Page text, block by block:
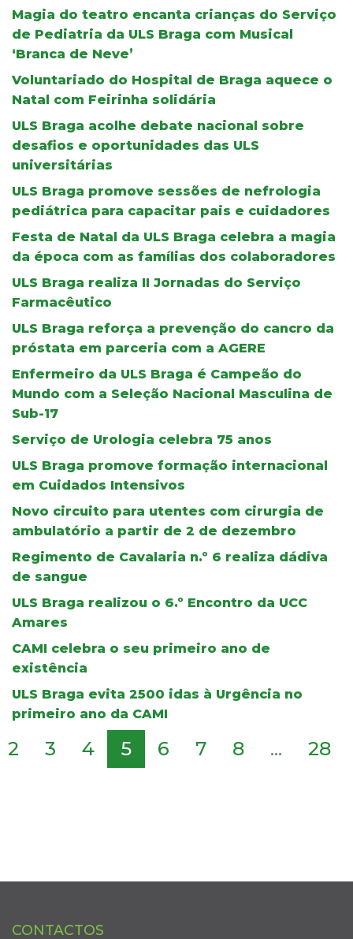
Magia do teatro encanta crianças do Serviço
de Pediatria da ULS Braga com Musical
‘Branca de Neve’
Voluntariado do Hospital de Braga aquece o
Natal com Feirinha solidária
ULS Braga acolhe debate nacional sobre
desafios e oportunidades das ULS
universitárias
ULS Braga promove sessões de nefrologia
pediátrica para capacitar pais e cuidadores
Festa de Natal da ULS Braga celebra a magia
da época com as famílias dos colaboradores
ULS Braga realiza II Jornadas do Serviço
Farmacêutico
ULS Braga reforça a prevenção do cancro da
próstata em parceria com a AGERE
Enfermeiro da ULS Braga é Campeão do
Mundo com a Seleção Nacional Masculina de
Sub-17
Serviço de Urologia celebra 75 anos
ULS Braga promove formação internacional
em Cuidados Intensivos
Novo circuito para utentes com cirurgia de
ambulatório a partir de 2 de dezembro
Regimento de Cavalaria n.º 6 realiza dádiva
de sangue
ULS Braga realizou o 6.º Encontro da UCC
Amares
CAMI celebra o seu primeiro ano de
existência
ULS Braga evita 2500 idas à Urgência no
primeiro ano da CAMI
2 3 4 5 6 7 8 ... 28
CONTACTOS